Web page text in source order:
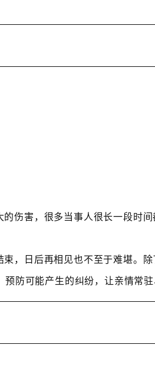
伤害，很多当事人很长一段时间
，日后再相见也不至于难堪。
防可能产生的纠纷，让亲情常驻